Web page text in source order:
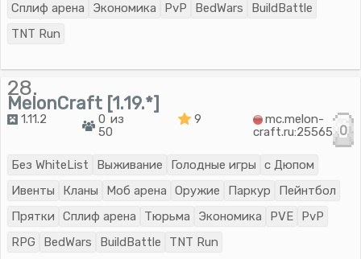
Сплиф арена
Экономика PvP BedWars
BuildBattle
TNT Run
28.
MelonCraft [1.19.*]
1.11.2
0 из
50
9
mc.melon-
craft.ru:25565 0
Без WhiteList Выживание Голодные игры
с Дюпом
Ивенты
Кланы Моб арена Оружие Паркур
Пейнтбол
Прятки
Сплиф арена Тюрьма Экономика PVE
PvP
RPG
BedWars BuildBattle TNT Run